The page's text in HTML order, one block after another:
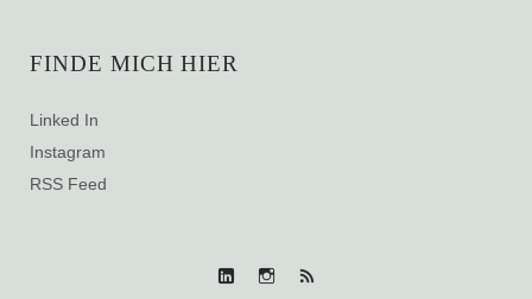
FINDE MICH HIER
Linked In
Instagram
RSS Feed